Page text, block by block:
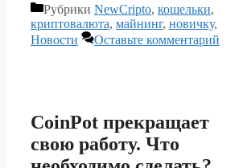
Рубрики NewCripto, кошельки,
криптовалюта, майнинг, новичку,
Новости
Оставьте комментарий
CoinPot прекращает
свою работу. Что